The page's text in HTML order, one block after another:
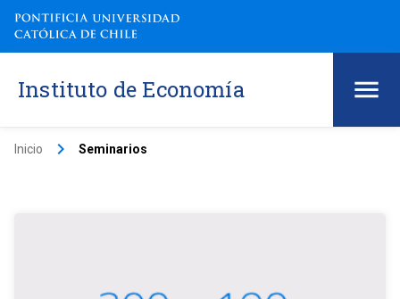
Instituto de Economía
Inicio keyboard_arrow_right Seminarios